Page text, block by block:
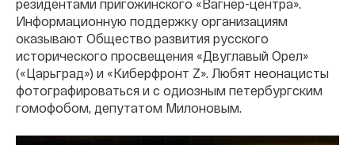
резидентами пригожинского «Вагнер-центра».
Информационную поддержку организациям
оказывают Общество развития русского
исторического просвещения «Двуглавый Орел»
(«Царьград») и «Киберфронт Z». Любят неонацисты
фотографироваться и с одиозным петербургским
гомофобом, депутатом Милоновым.